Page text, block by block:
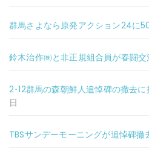
群馬さよなら原発アクション24に
鈴木治作㈱と非正規組合員が春闘交
2･12群馬の森朝鮮人追悼碑の撤去に
日
TBSサンデーモーニングが追悼碑撤